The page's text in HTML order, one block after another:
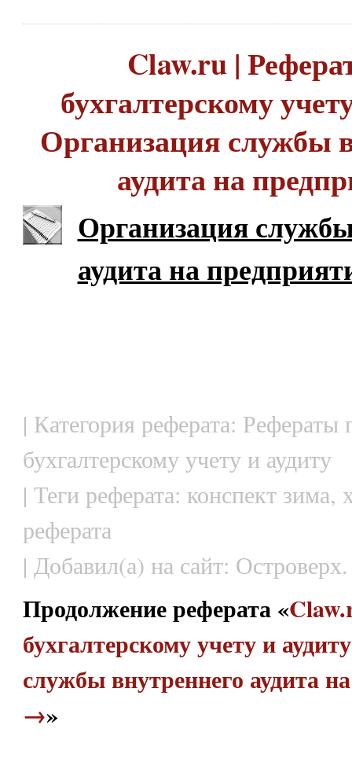
Claw.ru |
бухгалтерскому
Организация службы
аудита на
Организация
аудита на
| Категория реферата: Рефераты
бухгалтерскому учету и аудиту
| Теги реферата: конспект зима,
реферата
| Добавил(а) на сайт: Островерх.
Продолжение реферата «
бухгалтерскому учету и
службы внутреннего аудита
→»